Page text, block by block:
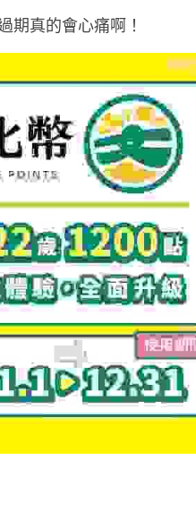
期真的會心痛啊！